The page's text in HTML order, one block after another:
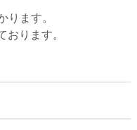
ります。
おります。